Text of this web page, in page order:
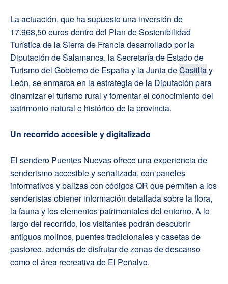
La actuación, que ha supuesto una inversión de
17.968,50 euros dentro del Plan de Sostenibilidad
Turística de la Sierra de Francia desarrollado por la
Diputación de Salamanca, la Secretaría de Estado de
Turismo del Gobierno de España y la Junta deCastillay
León, se enmarca en la estrategia de la Diputación para
dinamizar el turismo rural y fomentar el conocimiento del
patrimonio natural e histórico de la provincia.
Un recorrido accesible y digitalizado
El sendero Puentes Nuevas ofrece una experiencia de
senderismo accesible y señalizada, con paneles
informativos y balizas con códigos QR que permiten a los
senderistas obtener información detallada sobre la flora,
la fauna y los elementos patrimoniales del entorno. A lo
largo del recorrido, los visitantes podrán descubrir
antiguos molinos, puentes tradicionales y casetas de
pastoreo, además de disfrutar de zonas de descanso
como el área recreativa de El Peñalvo.